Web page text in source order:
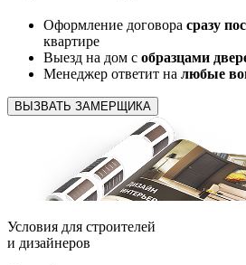
Оформление договора сразу
квартире
Выезд на дом с образцами
Менеджер ответит на любые
ВЫЗВАТЬ ЗАМЕРЩИКА
Условия для строителей
и дизайнеров